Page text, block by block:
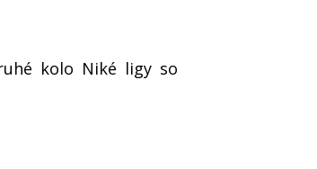
kolo Niké ligy so